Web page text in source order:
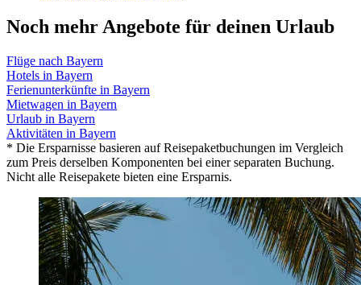
Noch mehr Angebote für deinen Urlaub
Flüge nach Bayern
Hotels in Bayern
Ferienunterkünfte in Bayern
Mietwagen in Bayern
Urlaub in Bayern
Aktivitäten in Bayern
* Die Ersparnisse basieren auf Reisepaketbuchungen im Vergleich
zum Preis derselben Komponenten bei einer separaten Buchung.
Nicht alle Reisepakete bieten eine Ersparnis.